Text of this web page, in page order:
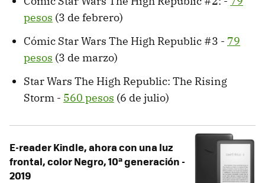
pesos (3 de febrero)
Cómic Star Wars The High Republic #3 - 79
pesos (3 de marzo)
Star Wars The High Republic: The Rising
Storm - 560 pesos (6 de julio)
E-reader Kindle, ahora con una luz
frontal, color Negro, 10ª generación -
2019